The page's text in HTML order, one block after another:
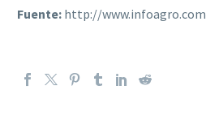
Fuente: http://www.infoagro.com